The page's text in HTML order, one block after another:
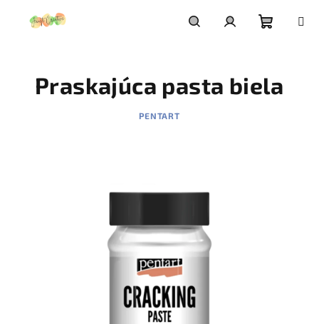
košík
Praskajúca pasta biela
PENTART